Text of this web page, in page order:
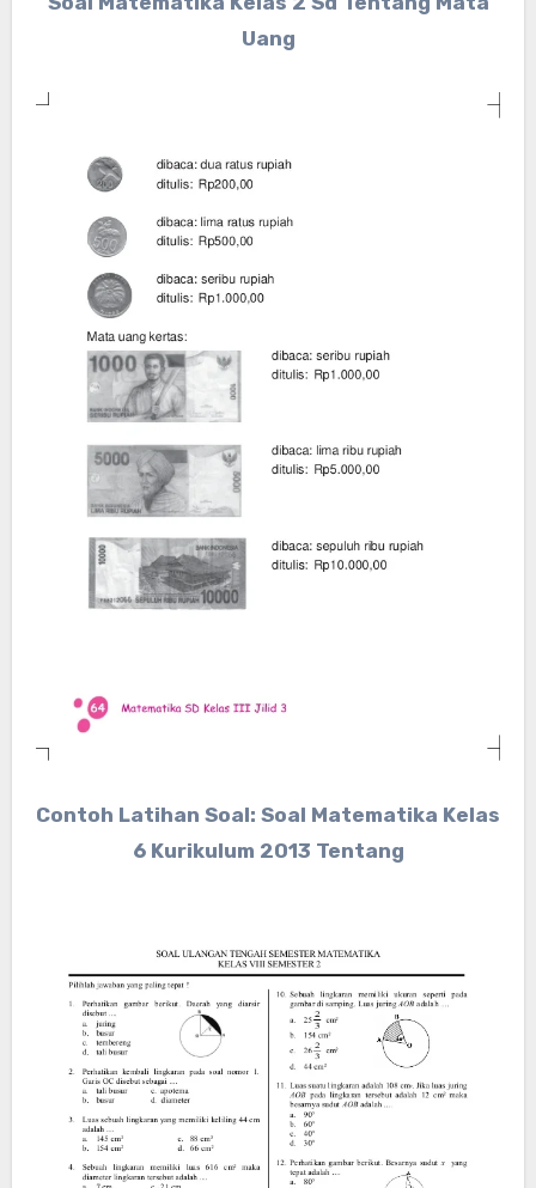
Uang
Contoh Latihan Soal: Soal Matematika Kelas
6 Kurikulum 2013 Tentang